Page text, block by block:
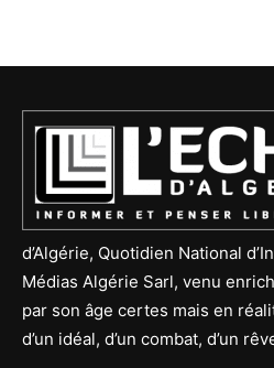
d’Algérie, Quotidien National
Médias Algérie Sarl, venu
par son âge certes mais en
d’un idéal, d’un combat, d’un